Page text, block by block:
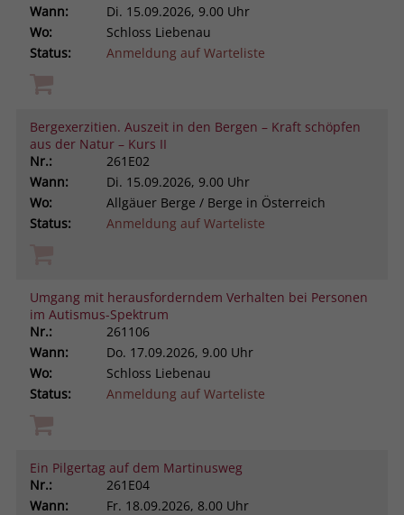
Wann:
Di. 15.09.2026, 9.00 Uhr
Wo:
Schloss Liebenau
Status:
Anmeldung auf Warteliste
Bergexerzitien. Auszeit in den Bergen – Kraft schöpfen
aus der Natur – Kurs II
Nr.:
261E02
Wann:
Di. 15.09.2026, 9.00 Uhr
Wo:
Allgäuer Berge / Berge in Österreich
Status:
Anmeldung auf Warteliste
Umgang mit herausforderndem Verhalten bei Personen
im Autismus-Spektrum
Nr.:
261106
Wann:
Do. 17.09.2026, 9.00 Uhr
Wo:
Schloss Liebenau
Status:
Anmeldung auf Warteliste
Ein Pilgertag auf dem Martinusweg
Nr.:
261E04
Wann:
Fr. 18.09.2026, 8.00 Uhr